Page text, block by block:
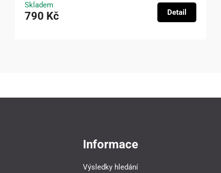
Skladem
790 Kč Detail
Informace
Výsledky hledání